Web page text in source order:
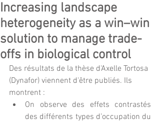
Increasing landscape
heterogeneity as a win–win
solution to manage trade-
offs in biological control
Des résultats de la thèse d'Axelle Tortosa
(Dynafor) viennent d'être publiés. Ils
montrent :
On observe des effets contrastés
des différents types d’occupation du